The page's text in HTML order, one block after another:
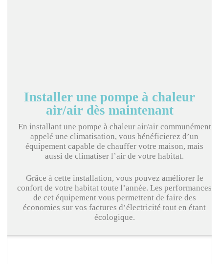
Installer une pompe à chaleur
air/air dès maintenant
En installant une pompe à chaleur air/air communément
appelé une climatisation, vous bénéficierez d’un
équipement capable de chauffer votre maison, mais
aussi de climatiser l’air de votre habitat.
Grâce à cette installation, vous pouvez améliorer le
confort de votre habitat toute l’année. Les performances
de cet équipement vous permettent de faire des
économies sur vos factures d’électricité tout en étant
écologique.